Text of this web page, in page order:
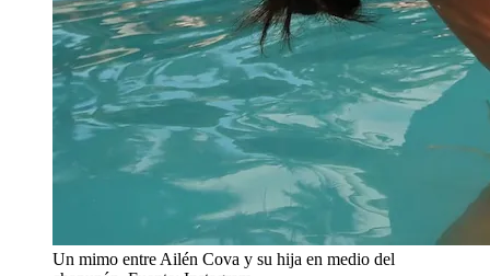
Un mimo entre Ailén Cova y su hija en medio del